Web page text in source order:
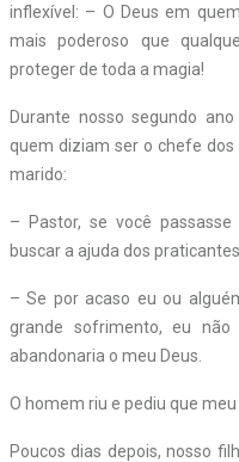
inflexível: – O Deus em
mais poderoso que
proteger de toda a magia!
Durante nosso segundo
quem diziam ser o chefe
marido:
– Pastor, se você
buscar a ajuda dos
– Se por acaso eu ou
grande sofrimento, eu
abandonaria o meu Deus.
O homem riu e pediu que
Poucos dias depois, nosso